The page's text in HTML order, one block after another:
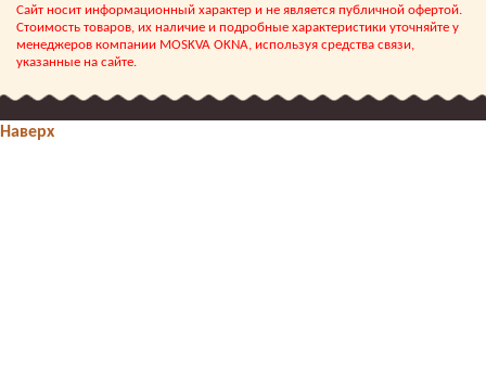
Сайт носит информационный характер и не является публичной офертой.
Стоимость товаров, их наличие и подробные характеристики уточняйте у
менеджеров компании MOSKVA OKNA, используя средства связи,
указанные на сайте.
Наверх